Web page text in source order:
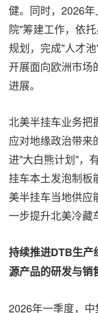
健。同时，2026
院"筹建工作，依
规划，完成"人才
开展面向欧洲市场
进展。
北美半挂车业务把
应对地缘政治带来
进"大白熊计划"，
挂车本土发泡制板
美半挂车当地供应
一步提升北美冷藏
持续推进DTB生产
源产品的研发与销
2026年一季度，